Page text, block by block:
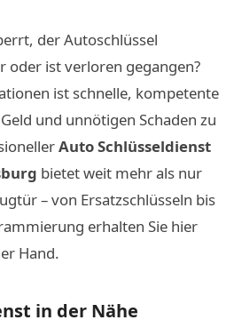
der Autoschlüssel
ist verloren gegangen?
ist schnelle, kompetente
und unnötigen Schaden zu
Auto Schlüsseldienst
bietet weit mehr als nur
– von Ersatzschlüsseln bis
erhalten Sie hier
Hand.
in der Nähe